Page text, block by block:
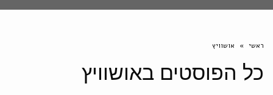
ראשי » אושוויץ
כל הפוסטים באושוויץ